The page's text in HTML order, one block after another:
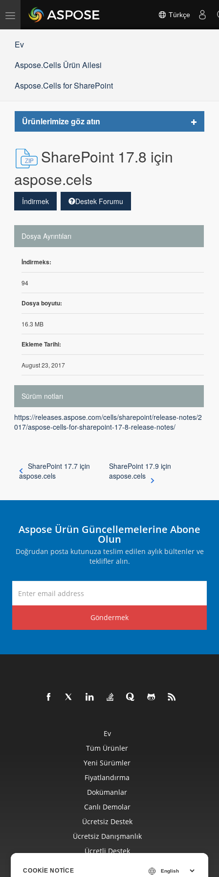
Gezinmeyi
Türkçe
Ev
Aspose.Cells Ürün Ailesi
Aspose.Cells for SharePoint
Ürünlerimize göz atın
Toggle
SharePoint 17.8 için
aspose.cels
İndirmek Destek Forumu
Dosya Ayrıntıları
İndirmeks:
94
Dosya boyutu:
16.3 MB
Ekleme Tarihi:
August 23, 2017
Sürüm notları
https://releases.aspose.com/cells/sharepoint/release-notes/2
017/aspose-cells-for-sharepoint-17-8-release-notes/
SharePoint 17.7 için
aspose.cels
SharePoint 17.9 için
aspose.cels
Aspose Ürün Güncellemelerine Abone
Olun
Doğrudan posta kutunuza teslim edilen aylık bültenler ve
teklifler alın.
Göndermek
Ev
Tüm Ürünler
Yeni Sürümler
Fiyatlandırma
Dokümanlar
Canlı Demolar
Ücretsiz Destek
Ücretsiz Danışmanlık
Ücretli Destek
COOKIE NOTICE